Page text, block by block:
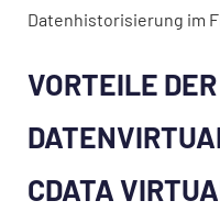
Datenhistorisierung im
VORTEILE DER
CDATA